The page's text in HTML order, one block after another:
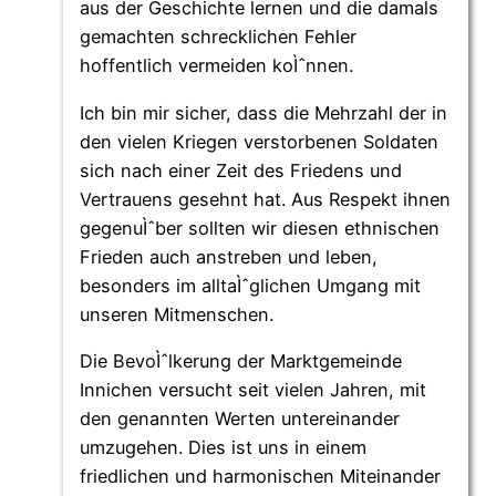
aus der Geschichte lernen und die damals
gemachten schrecklichen Fehler
hoffentlich vermeiden koÌˆnnen.
Ich bin mir sicher, dass die Mehrzahl der in
den vielen Kriegen verstorbenen Soldaten
sich nach einer Zeit des Friedens und
Vertrauens gesehnt hat. Aus Respekt ihnen
gegenuÌˆber sollten wir diesen ethnischen
Frieden auch anstreben und leben,
besonders im alltaÌˆglichen Umgang mit
unseren Mitmenschen.
Die BevoÌˆlkerung der Marktgemeinde
Innichen versucht seit vielen Jahren, mit
den genannten Werten untereinander
umzugehen. Dies ist uns in einem
friedlichen und harmonischen Miteinander